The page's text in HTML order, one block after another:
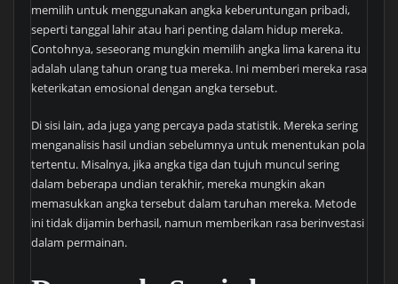
memilih untuk menggunakan angka keberuntungan pribadi,
seperti tanggal lahir atau hari penting dalam hidup mereka.
Contohnya, seseorang mungkin memilih angka lima karena itu
adalah ulang tahun orang tua mereka. Ini memberi mereka rasa
keterikatan emosional dengan angka tersebut.
Di sisi lain, ada juga yang percaya pada statistik. Mereka sering
menganalisis hasil undian sebelumnya untuk menentukan pola
tertentu. Misalnya, jika angka tiga dan tujuh muncul sering
dalam beberapa undian terakhir, mereka mungkin akan
memasukkan angka tersebut dalam taruhan mereka. Metode
ini tidak dijamin berhasil, namun memberikan rasa berinvestasi
dalam permainan.